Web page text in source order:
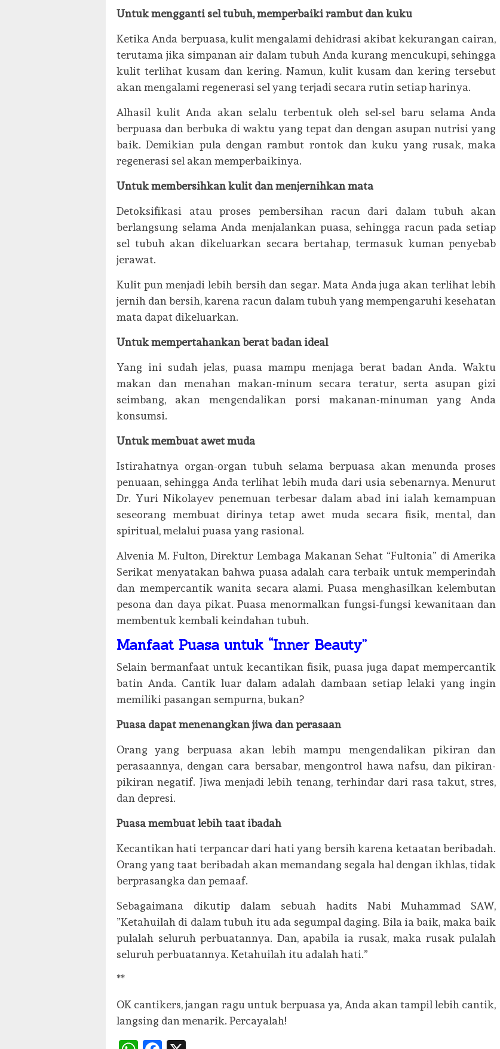
Untuk mengganti sel tubuh, memperbaiki rambut dan kuku
Ketika Anda berpuasa, kulit mengalami dehidrasi akibat kekurangan cairan,
terutama jika simpanan air dalam tubuh Anda kurang mencukupi, sehingga
kulit terlihat kusam dan kering. Namun, kulit kusam dan kering tersebut
akan mengalami regenerasi sel yang terjadi secara rutin setiap harinya.
Alhasil kulit Anda akan selalu terbentuk oleh sel-sel baru selama Anda
berpuasa dan berbuka di waktu yang tepat dan dengan asupan nutrisi yang
baik. Demikian pula dengan rambut rontok dan kuku yang rusak, maka
regenerasi sel akan memperbaikinya.
Untuk membersihkan kulit dan menjernihkan mata
Detoksifikasi atau proses pembersihan racun dari dalam tubuh akan
berlangsung selama Anda menjalankan puasa, sehingga racun pada setiap
sel tubuh akan dikeluarkan secara bertahap, termasuk kuman penyebab
jerawat.
Kulit pun menjadi lebih bersih dan segar. Mata Anda juga akan terlihat lebih
jernih dan bersih, karena racun dalam tubuh yang mempengaruhi kesehatan
mata dapat dikeluarkan.
Untuk mempertahankan berat badan ideal
Yang ini sudah jelas, puasa mampu menjaga berat badan Anda. Waktu
makan dan menahan makan-minum secara teratur, serta asupan gizi
seimbang, akan mengendalikan porsi makanan-minuman yang Anda
konsumsi.
Untuk membuat awet muda
Istirahatnya organ-organ tubuh selama berpuasa akan menunda proses
penuaan, sehingga Anda terlihat lebih muda dari usia sebenarnya. Menurut
Dr. Yuri Nikolayev penemuan terbesar dalam abad ini ialah kemampuan
seseorang membuat dirinya tetap awet muda secara fisik, mental, dan
spiritual, melalui puasa yang rasional.
Alvenia M. Fulton, Direktur Lembaga Makanan Sehat “Fultonia” di Amerika
Serikat menyatakan bahwa puasa adalah cara terbaik untuk memperindah
dan mempercantik wanita secara alami. Puasa menghasilkan kelembutan
pesona dan daya pikat. Puasa menormalkan fungsi-fungsi kewanitaan dan
membentuk kembali keindahan tubuh.
Manfaat Puasa untuk “Inner Beauty”
Selain bermanfaat untuk kecantikan fisik, puasa juga dapat mempercantik
batin Anda. Cantik luar dalam adalah dambaan setiap lelaki yang ingin
memiliki pasangan sempurna, bukan?
Puasa dapat menenangkan jiwa dan perasaan
Orang yang berpuasa akan lebih mampu mengendalikan pikiran dan
perasaannya, dengan cara bersabar, mengontrol hawa nafsu, dan pikiran-
pikiran negatif. Jiwa menjadi lebih tenang, terhindar dari rasa takut, stres,
dan depresi.
Puasa membuat lebih taat ibadah
Kecantikan hati terpancar dari hati yang bersih karena ketaatan beribadah.
Orang yang taat beribadah akan memandang segala hal dengan ikhlas, tidak
berprasangka dan pemaaf.
Sebagaimana dikutip dalam sebuah hadits Nabi Muhammad SAW,
”Ketahuilah di dalam tubuh itu ada segumpal daging. Bila ia baik, maka baik
pulalah seluruh perbuatannya. Dan, apabila ia rusak, maka rusak pulalah
seluruh perbuatannya. Ketahuilah itu adalah hati.”
**
OK cantikers, jangan ragu untuk berpuasa ya, Anda akan tampil lebih cantik,
langsing dan menarik. Percayalah!